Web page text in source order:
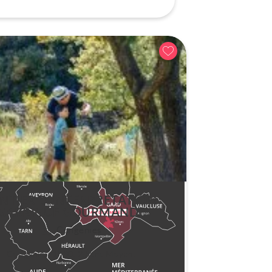
D'INTERPRÉTATION
GARRIGUE GOURMANDE
Congénies
Congénies. 1h30. 2,5km. Moyen.